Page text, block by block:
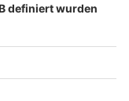
Impressum